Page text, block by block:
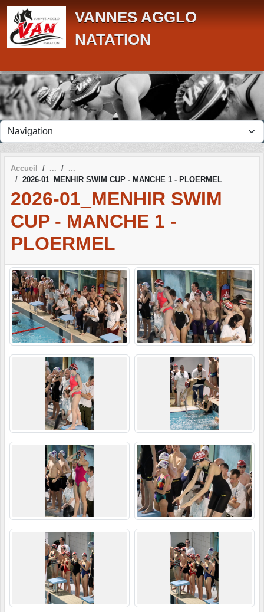
VANNES AGGLO
NATATION
Accueil
2026-01_MENHIR SWIM CUP - MANCHE 1 - PLOERMEL
2026-01_MENHIR SWIM
CUP - MANCHE 1 -
PLOERMEL
Panneau de gestion des cookies